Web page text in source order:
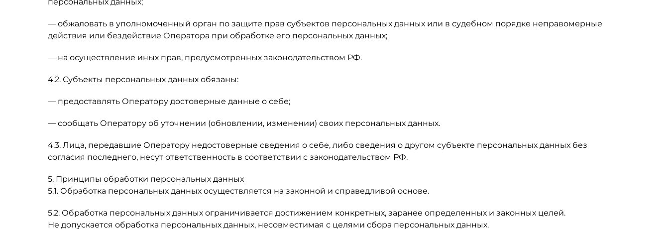
— обжаловать в уполномоченный орган по защите прав субъектов персональных данных или в судебном порядке неправомерные
действия или бездействие Оператора при обработке его персональных данных;
— на осуществление иных прав, предусмотренных законодательством РФ.
4.2. Субъекты персональных данных обязаны:
— предоставлять Оператору достоверные данные о себе;
— сообщать Оператору об уточнении (обновлении, изменении) своих персональных данных.
4.3. Лица, передавшие Оператору недостоверные сведения о себе, либо сведения о другом субъекте персональных данных без
согласия последнего, несут ответственность в соответствии с законодательством РФ.
5. Принципы обработки персональных данных
5.1. Обработка персональных данных осуществляется на законной и справедливой основе.
5.2. Обработка персональных данных ограничивается достижением конкретных, заранее определенных и законных целей.
Не допускается обработка персональных данных, несовместимая с целями сбора персональных данных.